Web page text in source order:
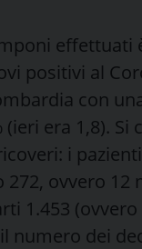
effettuati
positivi al
con
(ieri era 1,8). Si
i
272, ovvero 12
1.453
il numero dei